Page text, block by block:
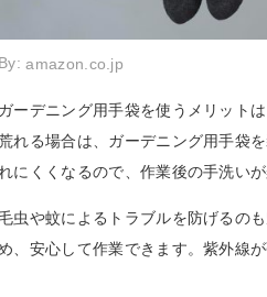
By:amazon.co.jp
ガーデニング用手袋を使うメリット
れる場合は、ガーデニング用手袋
にくくなるので、作業後の手洗いが
虫や蚊によるトラブルを防げるの
、安心して作業できます。紫外線